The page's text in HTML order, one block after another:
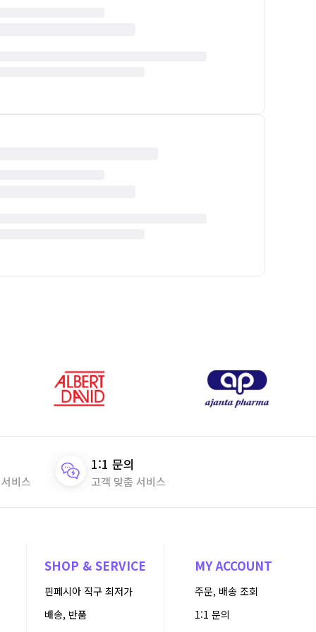
비스
1:1 문의
고객 맞춤 서비스
SHOP & SERVICE
핀페시아 직구 최저가
배송, 반품
MY ACCOUNT
주문, 배송 조회
1:1 문의